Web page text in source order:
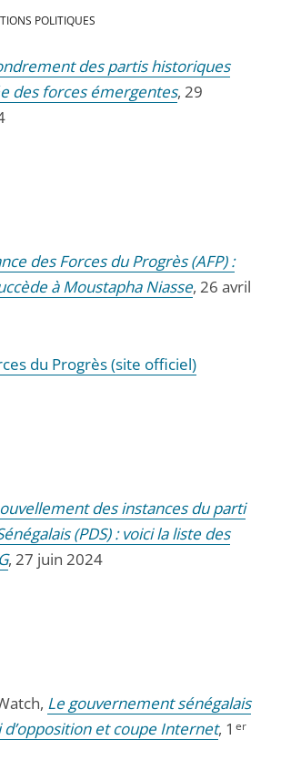
POLITIQUES
des partis historiques
des forces émergentes, 29
des Forces du Progrès (AFP) :
à Moustapha Niasse, 26 avril
du Progrès (site officiel)
des instances du parti
(PDS) : voici la liste des
, 27 juin 2024
Le gouvernement sénégalais
et coupe Internet, 1 er